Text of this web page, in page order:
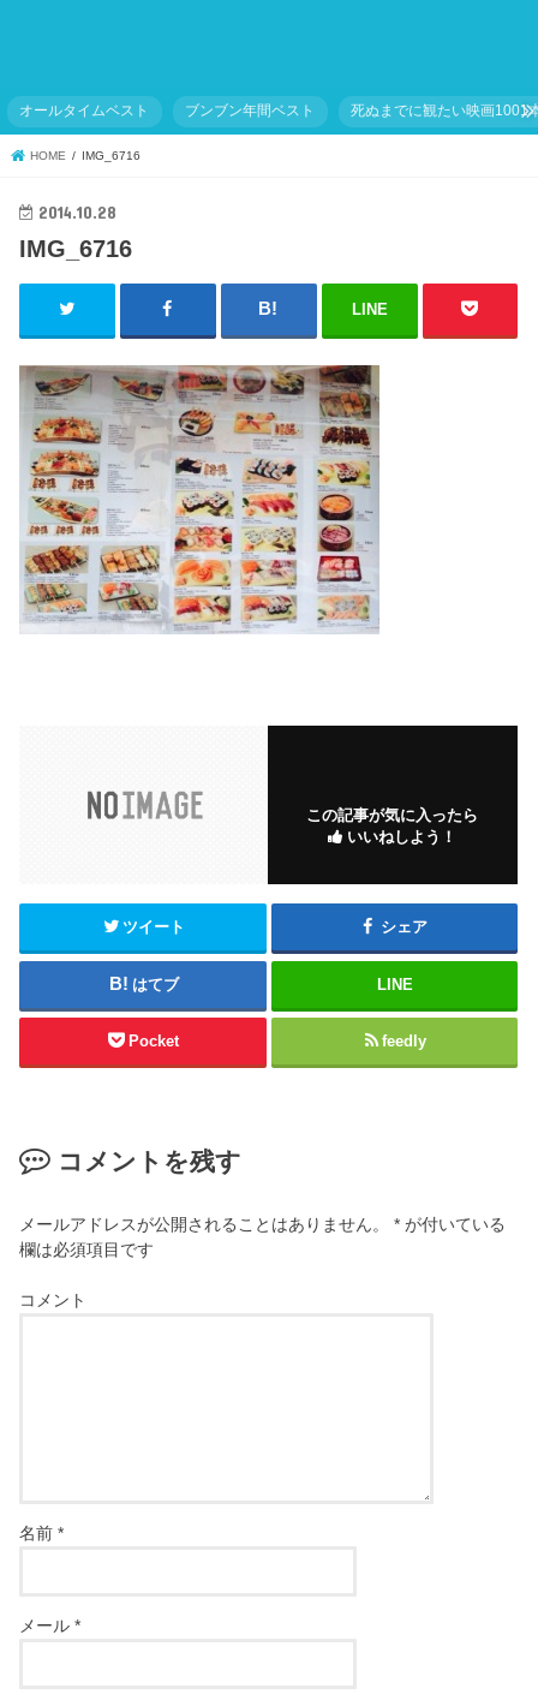
オールタイムベスト ブンブン年間ベスト 死ぬまでに観たい映画1001
HOME IMG_6716
2014.10.28
IMG_6716
LINE
この記事が気に入ったら
いいねしよう！
ツイート シェア
はてブ LINE
Pocket feedly
コメントを残す
メールアドレスが公開されることはありません。 * が付いている
欄は必須項目です
コメント
名前*
メール*